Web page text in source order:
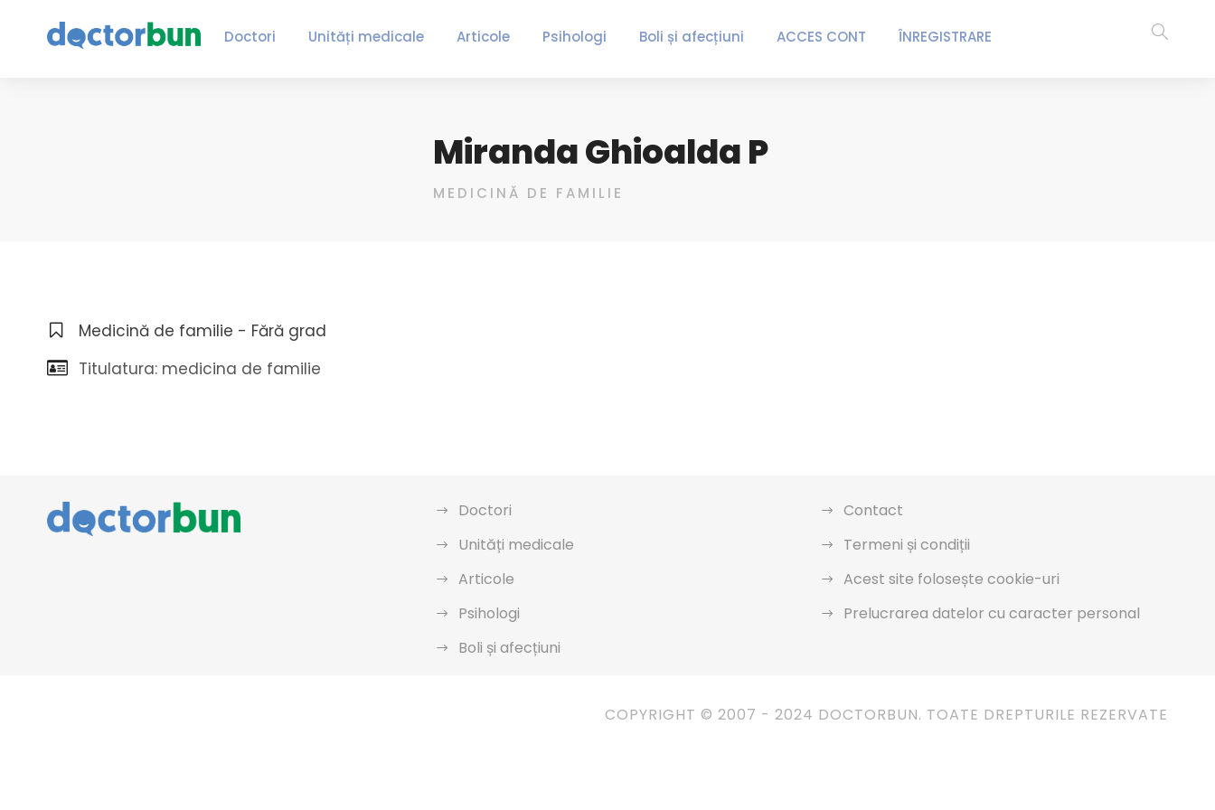
Doctori Unități medicale Articole Psihologi Boli și afecțiuni ACCES CONT ÎNREGISTRARE
Miranda Ghioalda P
MEDICINĂ DE FAMILIE
Medicină de familie - Fără grad
Titulatura: medicina de familie
Doctori
Unități medicale
Articole
Psihologi
Boli și afecțiuni
Contact
Termeni și condiții
Acest site folosește cookie-uri
Prelucrarea datelor cu caracter personal
COPYRIGHT © 2007 - 2024 DOCTORBUN. TOATE DREPTURILE REZERVATE